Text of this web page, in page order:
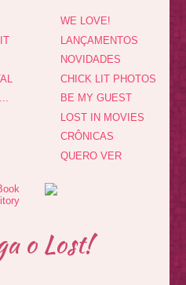
WE LOVE!
LANÇAMENTOS
NOVIDADES
CHICK LIT PHOTOS
BE MY GUEST
LOST IN MOVIES
CRÔNICAS
QUERO VER
o Lost!